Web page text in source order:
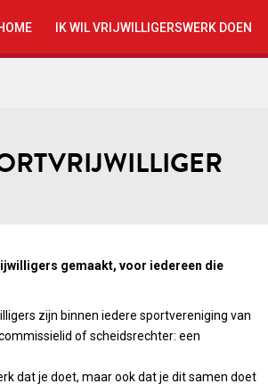
IK WIL VRIJWILLIGERSWERK DOEN
gemaakt, voor iedereen die
zijn binnen iedere sportvereniging van
of scheidsrechter: een
dat je doet, maar ook dat je dit samen doet